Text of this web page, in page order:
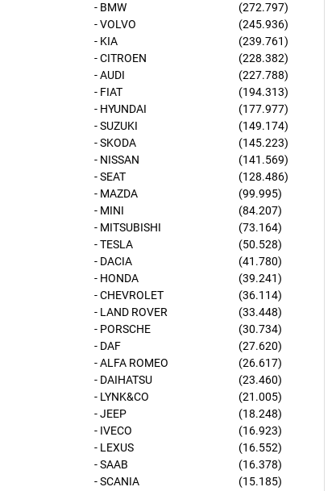
- BMW
(272.797)
- VOLVO
(245.936)
- KIA
(239.761)
- CITROEN
(228.382)
- AUDI
(227.788)
- FIAT
(194.313)
- HYUNDAI
(177.977)
- SUZUKI
(149.174)
- SKODA
(145.223)
- NISSAN
(141.569)
- SEAT
(128.486)
- MAZDA
(99.995)
- MINI
(84.207)
- MITSUBISHI
(73.164)
- TESLA
(50.528)
- DACIA
(41.780)
- HONDA
(39.241)
- CHEVROLET
(36.114)
- LAND ROVER
(33.448)
- PORSCHE
(30.734)
- DAF
(27.620)
- ALFA ROMEO
(26.617)
- DAIHATSU
(23.460)
- LYNK&CO
(21.005)
- JEEP
(18.248)
- IVECO
(16.923)
- LEXUS
(16.552)
- SAAB
(16.378)
- SCANIA
(15.185)